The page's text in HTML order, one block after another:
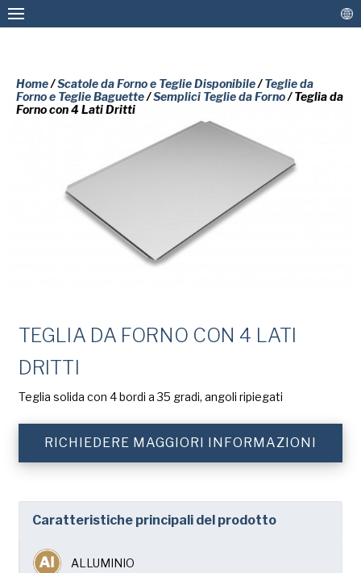
Stampi da Forno e Teglie Personalizzate
Scatole da Forno e Teglie Disponibile
Rivestimenti e ricondizionamenti
Più Soluzioni
Runex
Turbel
USA Pan
Home/Scatole da Forno e Teglie Disponibile/Teglie da
Forno e Teglie Baguette/Semplici Teglie da Forno/ Teglia da
Forno con 4 Lati Dritti
TEGLIA DA FORNO CON 4 LATI
DRITTI
Teglia solida con 4 bordi a 35 gradi, angoli ripiegati
RICHIEDERE MAGGIORI INFORMAZIONI
Caratteristiche principali del prodotto
ALLUMINIO
SI PREGA DI COMPILARE IL
MODULO SOTTOSTANTE PER
RICEVERE UNA COPIA GRATUITA
DEL DOCUMENTO RICHIESTO.
battesimo
Cognome
(Obbligatorio)
(Obbligatorio)
mail